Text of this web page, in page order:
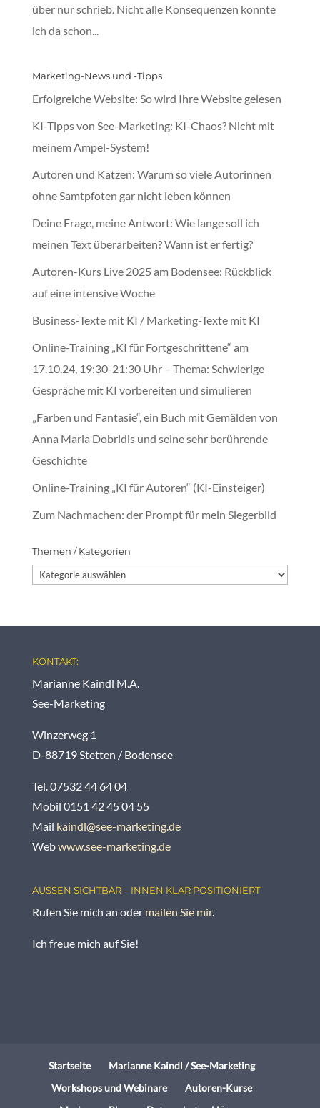
über nur schrieb. Nicht alle Konsequenzen konnte
ich da schon...
Marketing-News und -Tipps
Erfolgreiche Website: So wird Ihre Website gelesen
KI-Tipps von See-Marketing: KI-Chaos? Nicht mit
meinem Ampel-System!
Autoren und Katzen: Warum so viele Autorinnen
ohne Samtpfoten gar nicht leben können
Deine Frage, meine Antwort: Wie lange soll ich
meinen Text überarbeiten? Wann ist er fertig?
Autoren-Kurs Live 2025 am Bodensee: Rückblick
auf eine intensive Woche
Business-Texte mit KI / Marketing-Texte mit KI
Online-Training „KI für Fortgeschrittene“ am
17.10.24, 19:30-21:30 Uhr – Thema: Schwierige
Gespräche mit KI vorbereiten und simulieren
„Farben und Fantasie“, ein Buch mit Gemälden von
Anna Maria Dobridis und seine sehr berührende
Geschichte
Online-Training „KI für Autoren“ (KI-Einsteiger)
Zum Nachmachen: der Prompt für mein Siegerbild
Themen / Kategorien
Themen
KONTAKT:
Marianne Kaindl M.A.
See-Marketing
Winzerweg 1
D-88719 Stetten / Bodensee
Tel. 07532 44 64 04
Mobil 0151 42 45 04 55
Mail kaindl@see-marketing.de
Webwww.see-marketing.de
AUSSEN SICHTBAR – INNEN KLAR POSITIONIERT
Rufen Sie mich an oder mailen Sie mir.
Ich freue mich auf Sie!
Startseite
Marianne Kaindl / See-Marketing
Workshops und Webinare
Autoren-Kurse